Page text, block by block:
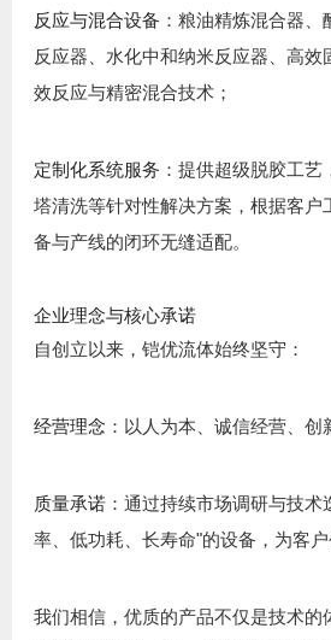
反应与混合设备 ：粮油精炼混合器
反应器、水化中和纳米反应器、高
效反应与精密混合技术；
定制化系统服务 ：提供超级脱胶工
塔清洗等针对性解决方案，根据客户
备与产线的闭环无缝适配。
企业理念与核心承诺
自创立以来，铠优流体始终坚守：
经营理念 ：以人为本、诚信经营、创
质量承诺 ：通过持续市场调研与技
率、低功耗、长寿命"的设备，为客
我们相信，优质的产品不仅是技术